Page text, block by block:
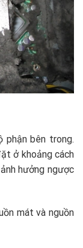
phận bên trong.
ở khoảng cách
hưởng ngược
mát và nguồn